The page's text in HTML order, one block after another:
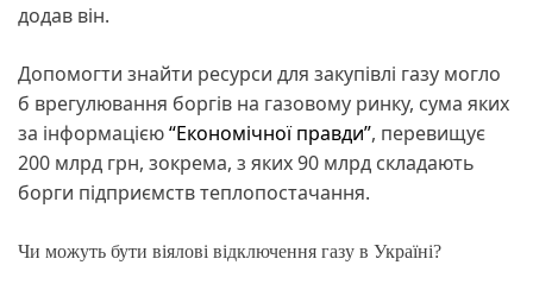
додав він.
Допомогти знайти ресурси для закупівлі газу могло
б врегулювання боргів на газовому ринку, сума яких
за інформацією“Економічної правди”, перевищує
200 млрд грн, зокрема, з яких 90 млрд складають
борги підприємств теплопостачання.
Чи можуть бути віялові відключення газу в Україні?